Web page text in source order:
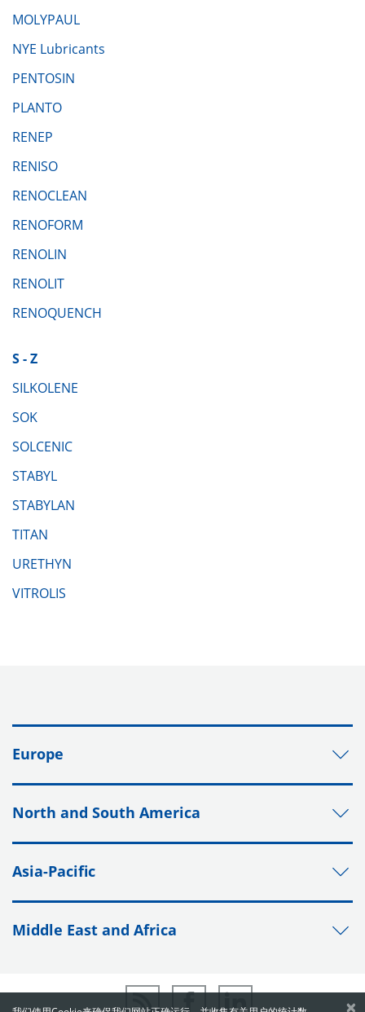
MOLYPAUL
NYE Lubricants
PENTOSIN
PLANTO
RENEP
RENISO
RENOCLEAN
RENOFORM
RENOLIN
RENOLIT
RENOQUENCH
S - Z
SILKOLENE
SOK
SOLCENIC
STABYL
STABYLAN
TITAN
URETHYN
VITROLIS
Europe
North and South America
Asia-Pacific
Middle East and Africa